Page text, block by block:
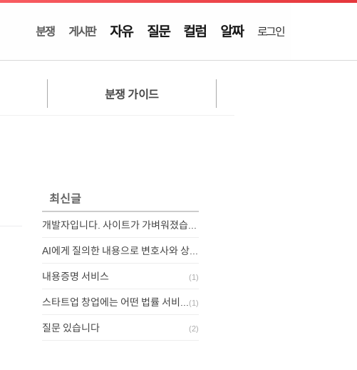
분쟁 게시판 자유 질문 컬럼 알짜 로그인
분쟁 가이드
최신글
개발자입니다. 사이트가 가벼워졌습니다.
AI에게 질의한 내용으로 변호사와 상담하기
내용증명 서비스
(1)
스타트업 창업에는 어떤 법률 서비스가 필요할까요?(1)
질문 있습니다 (2)